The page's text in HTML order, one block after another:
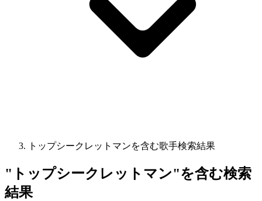
トップシークレットマンを含む歌手検索結果
" トップシークレットマン"を含む検索
結果